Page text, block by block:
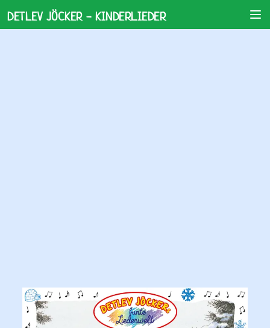
DETLEV JÖCKER - KINDERLIEDER